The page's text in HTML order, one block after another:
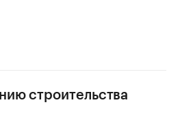
строительства